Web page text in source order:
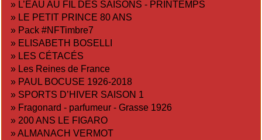
» L’EAU AU FIL DES SAISONS - PRINTEMPS
» LE PETIT PRINCE 80 ANS
» Pack #NFTimbre7
» ELISABETH BOSELLI
» LES CÉTACÉS
» Les Reines de France
» PAUL BOCUSE 1926-2018
» SPORTS D’HIVER SAISON 1
» Fragonard - parfumeur - Grasse 1926
» 200 ANS LE FIGARO
»ALMANACH VERMOT